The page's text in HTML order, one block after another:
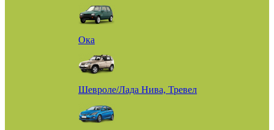
Ока
Шевроле/Лада Нива, Тревел